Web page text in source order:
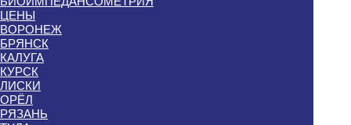
ЦЕНЫ
ВОРОНЕЖ
БРЯНСК
КАЛУГА
КУРСК
ЛИСКИ
ОРЁЛ
РЯЗАНЬ